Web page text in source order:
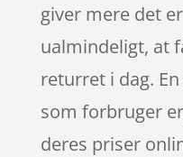
giver mere det
ualmindeligt, at
returret i dag.
som forbruger
deres priser